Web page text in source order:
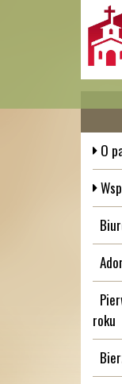
O
roku